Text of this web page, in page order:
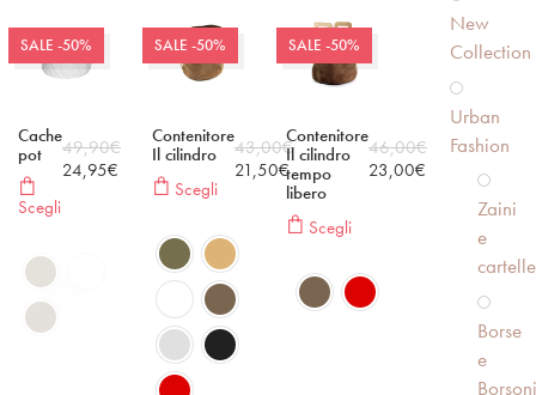
SALE -50%
Cache
pot
Scegli
49,90€
24,95€
SALE -50%
Contenitore
Il cilindro
Scegli
43,00€
21,50€
SALE -50%
Contenitore
Il cilindro
tempo
libero
Scegli
46,00€
23,00€
New
Collection
Urban
Fashion
Zaini
e
cartelle
Borse
e
Borsoni